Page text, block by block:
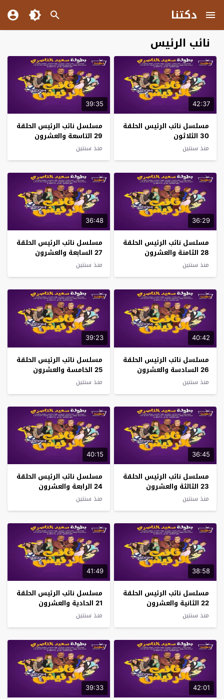
دكتنا
نائب الرئيس
42:37
مسلسل نائب الرئيس الحلقة
30 الثلاثون
منذ سنتين
39:35
مسلسل نائب الرئيس الحلقة
29 التاسعة والعشرون
منذ سنتين
36:29
مسلسل نائب الرئيس الحلقة
28 الثامنة والعشرون
منذ سنتين
36:48
مسلسل نائب الرئيس الحلقة
27 السابعة والعشرون
منذ سنتين
40:42
مسلسل نائب الرئيس الحلقة
26 السادسة والعشرون
منذ سنتين
39:23
مسلسل نائب الرئيس الحلقة
25 الخامسة والعشرون
منذ سنتين
36:45
مسلسل نائب الرئيس الحلقة
23 الثالثة والعشرون
منذ سنتين
40:15
مسلسل نائب الرئيس الحلقة
24 الرابعة والعشرون
منذ سنتين
38:58
مسلسل نائب الرئيس الحلقة
22 الثانية والعشرون
منذ سنتين
41:49
مسلسل نائب الرئيس الحلقة
21 الحادية والعشرون
منذ سنتين
42:01
39:33